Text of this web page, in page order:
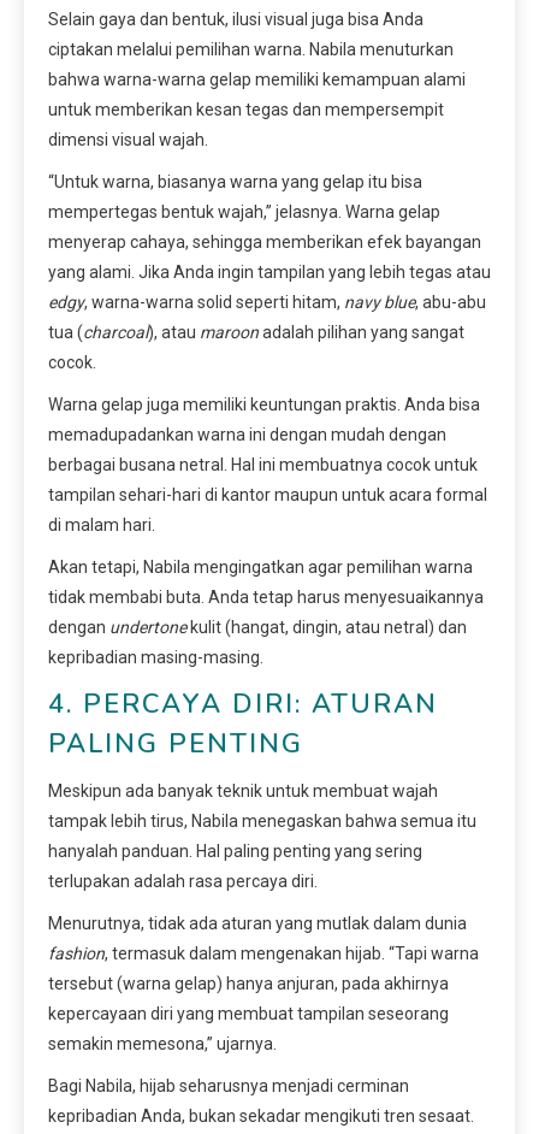
Selain gaya dan bentuk, ilusi visual juga bisa Anda
ciptakan melalui pemilihan warna. Nabila menuturkan
bahwa warna-warna gelap memiliki kemampuan alami
untuk memberikan kesan tegas dan mempersempit
dimensi visual wajah.
“Untuk warna, biasanya warna yang gelap itu bisa
mempertegas bentuk wajah,” jelasnya. Warna gelap
menyerap cahaya, sehingga memberikan efek bayangan
yang alami. Jika Anda ingin tampilan yang lebih tegas atau
edgy, warna-warna solid seperti hitam, navy blue, abu-abu
tua (charcoal), atau maroonadalah pilihan yang sangat
cocok.
Warna gelap juga memiliki keuntungan praktis. Anda bisa
memadupadankan warna ini dengan mudah dengan
berbagai busana netral. Hal ini membuatnya cocok untuk
tampilan sehari-hari di kantor maupun untuk acara formal
di malam hari.
Akan tetapi, Nabila mengingatkan agar pemilihan warna
tidak membabi buta. Anda tetap harus menyesuaikannya
dengan undertonekulit (hangat, dingin, atau netral) dan
kepribadian masing-masing.
4. PERCAYA DIRI: ATURAN
PALING PENTING
Meskipun ada banyak teknik untuk membuat wajah
tampak lebih tirus, Nabila menegaskan bahwa semua itu
hanyalah panduan. Hal paling penting yang sering
terlupakan adalah rasa percaya diri.
Menurutnya, tidak ada aturan yang mutlak dalam dunia
fashion, termasuk dalam mengenakan hijab. “Tapi warna
tersebut (warna gelap) hanya anjuran, pada akhirnya
kepercayaan diri yang membuat tampilan seseorang
semakin memesona,” ujarnya.
Bagi Nabila, hijab seharusnya menjadi cerminan
kepribadian Anda, bukan sekadar mengikuti tren sesaat.